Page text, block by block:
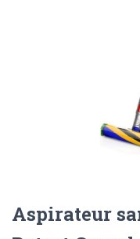
Aspirateur